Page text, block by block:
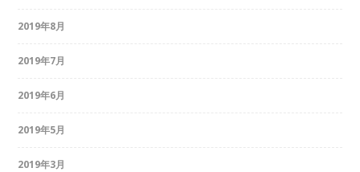
2019年8月
2019年7月
2019年6月
2019年5月
2019年3月